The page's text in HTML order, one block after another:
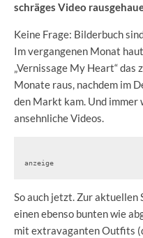
schräges Video
Keine Frage: Bilderbuch
Im vergangenen Monat
„Vernissage My Heart“
Monate raus, nachdem im
den Markt kam. Und immer
ansehnliche Videos.
anzeige
So auch jetzt. Zur aktuellen
einen ebenso bunten wie
mit extravaganten Outfits